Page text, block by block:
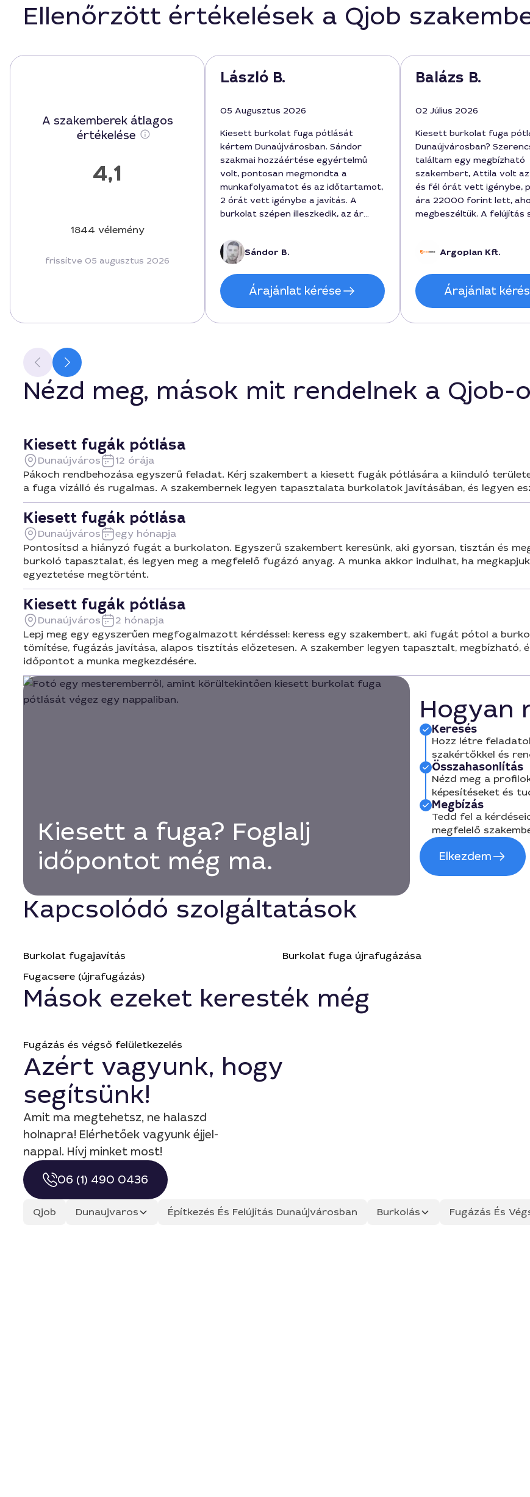
Ellenőrzött értékelések a Qjob
A szakemberek átlagos
értékelése
4,1
1844 vélemény
frissítve 05 augusztus 2026
László B.
05 Augusztus 2026
Kiesett burkolat fuga pótlását
kértem Dunaújvárosban. Sándor
szakmai hozzáértése egyértelmű
volt, pontosan megmondta a
munkafolyamatot és az időtartamot,
2 órát vett igénybe a javítás. A
burkolat szépen illeszkedik, az ár
tartós és esztétikus. Nagyon
elégedett vagyok a szolgáltatással.
Sándor B.
Árajánlat kérése
Balázs B.
02 Július 2026
Kiesett burkolat fuga
Dunaújvárosban?
találtam egy megbízható
szakembert, Attila volt
és fél órát vett igénybe,
ára 22000 forint lett,
megbeszéltük. A felújítás
lett. Ajánlani tudom
Argoplan Kft.
Árajánlat
Nézd meg, mások mit rendelnek a Qjob-
Kiesett fugák pótlása
Dunaújváros
12 órája
Pákoch rendbehozása egyszerű feladat. Kérj szakembert a kiesett fugák pótlására a kiinduló
a fuga vízálló és rugalmas. A szakembernek legyen tapasztalata burkolatok javításában, és legyen
Kiesett fugák pótlása
Dunaújváros
egy hónapja
Pontosítsd a hiányzó fugát a burkolaton. Egyszerű szakembert keresünk, aki gyorsan, tisztán és
burkoló tapasztalat, és legyen meg a megfelelő fugázó anyag. A munka akkor indulhat, ha
egyeztetése megtörtént.
Kiesett fugák pótlása
Dunaújváros
2 hónapja
Lepj meg egy egyszerűen megfogalmazott kérdéssel: keress egy szakembert, aki fugát pótol a
tömítése, fugázás javítása, alapos tisztítás előzetesen. A szakember legyen tapasztalt, megbízható,
időpontot a munka megkezdésére.
Kiesett a fuga? Foglalj
időpontot még ma.
Hogyan
Keresés
Hozz létre
szakértőkkel és
Összahasonlítás
Nézd meg a
képesítéseket és
Megbízás
Tedd fel a
megfelelő
Elkezdem
Kapcsolódó szolgáltatások
Burkolat fugajavítás Burkolat fuga újrafugázása
Fugacsere (újrafugázás)
Mások ezeket keresték még
Fugázás és végső felületkezelés
Azért vagyunk, hogy
segítsünk!
Amit ma megtehetsz, ne halaszd
holnapra! Elérhetőek vagyunk éjjel-
nappal. Hívj minket most!
06 (1) 490 0436
Qjob Dunaujvaros Építkezés És Felújítás Dunaújvárosban Burkolás Fugázás És